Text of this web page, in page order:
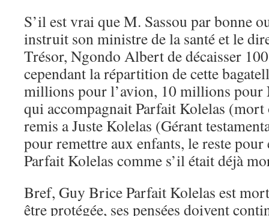
S’il est vrai que M. Sassou par bonne
instruit son ministre de la santé et le
Trésor, Ngondo Albert de décaisser
cependant la répartition de cette
millions pour l’avion, 10 millions pour
qui accompagnait Parfait Kolelas
remis a Juste Kolelas (Gérant
pour remettre aux enfants, le reste pour
Parfait Kolelas comme s’il était déjà
Bref, Guy Brice Parfait Kolelas est
être protégée, ses pensées doivent